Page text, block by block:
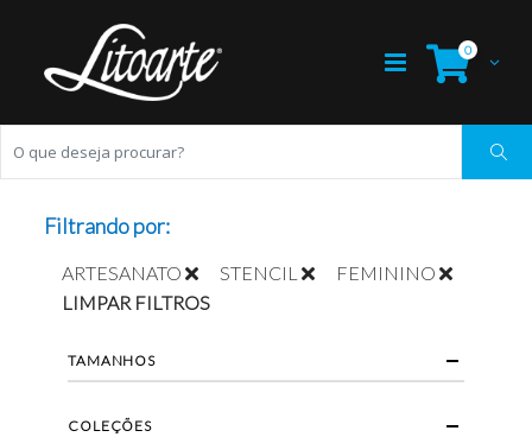
0
Filtrando por:
ARTESANATO STENCIL
FEMININO
LIMPAR FILTROS
TAMANHOS
COLEÇÕES